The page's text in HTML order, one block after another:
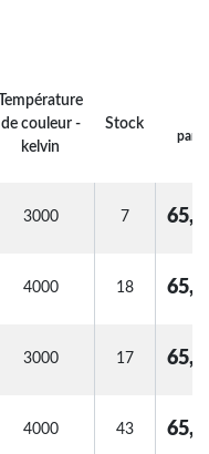
Température
de couleur -
kelvin
Stock
3000 7
4000 18
3000 17
4000 43